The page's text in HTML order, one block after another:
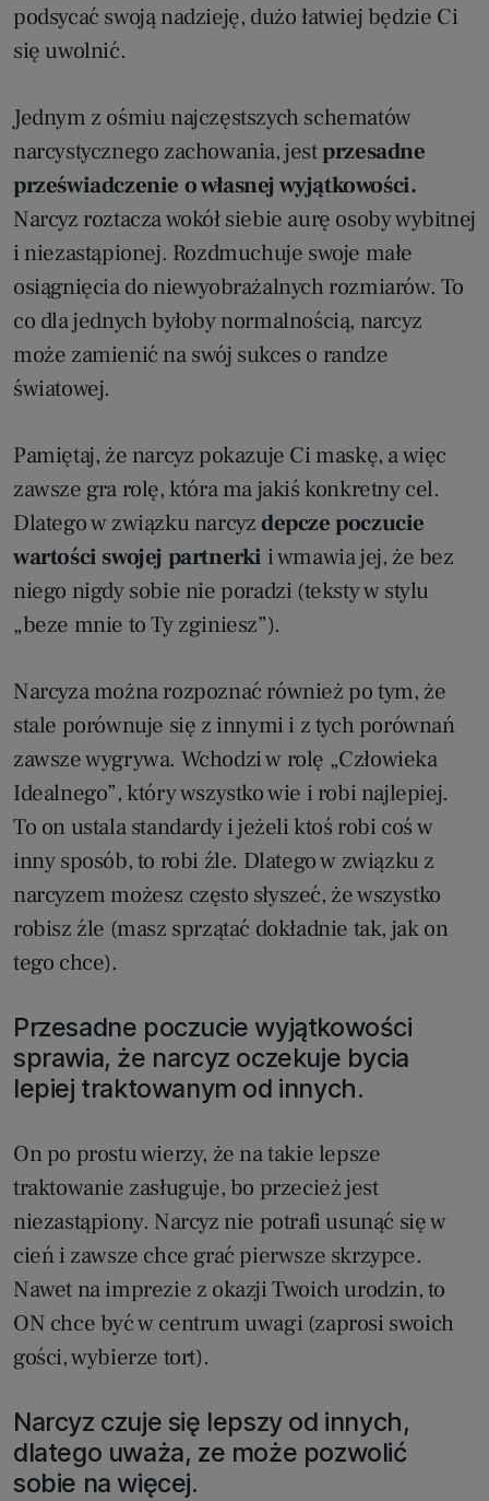
podsycać swoją nadzieję, dużo łatwiej będzie Ci
się uwolnić.
Jednym z ośmiu najczęstszych schematów
narcystycznego zachowania, jestprzesadne
przeświadczenie o własnej wyjątkowości.
Narcyz roztacza wokół siebie aurę osoby wybitnej
i niezastąpionej. Rozdmuchuje swoje małe
osiągnięcia do niewyobrażalnych rozmiarów. To
co dla jednych byłoby normalnością, narcyz
może zamienić na swój sukces o randze
światowej.
Pamiętaj, że narcyz pokazuje Ci maskę, a więc
zawsze gra rolę, która ma jakiś konkretny cel.
Dlatego w związku narcyzdepcze poczucie
wartości swojej partnerki i wmawia jej, że bez
niego nigdy sobie nie poradzi (teksty w stylu
„beze mnie to Ty zginiesz”).
Narcyza można rozpoznać również po tym, że
stale porównuje się z innymi i z tych porównań
zawsze wygrywa. Wchodzi w rolę „Człowieka
Idealnego”, który wszystko wie i robi najlepiej.
To on ustala standardy i jeżeli ktoś robi coś w
inny sposób, to robi źle. Dlatego w związku z
narcyzem możesz często słyszeć, że wszystko
robisz źle (masz sprzątać dokładnie tak, jak on
tego chce).
Przesadne poczucie wyjątkowości
sprawia, że narcyz oczekuje bycia
lepiej traktowanym od innych.
On po prostu wierzy, że na takie lepsze
traktowanie zasługuje, bo przecież jest
niezastąpiony. Narcyz nie potrafi usunąć się w
cień i zawsze chce grać pierwsze skrzypce.
Nawet na imprezie z okazji Twoich urodzin, to
ON chce być w centrum uwagi (zaprosi swoich
gości, wybierze tort).
Narcyz czuje się lepszy od innych,
dlatego uważa, ze może pozwolić
sobie na więcej.